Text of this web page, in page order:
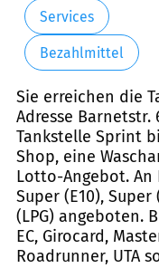
Services
Bezahlmittel
Sie erreichen die
Adresse Barnetstr.
Tankstelle Sprint
Shop, eine
Lotto-Angebot.
Super (E10),
(LPG) angeboten.
EC, Girocard,
Roadrunner, UTA